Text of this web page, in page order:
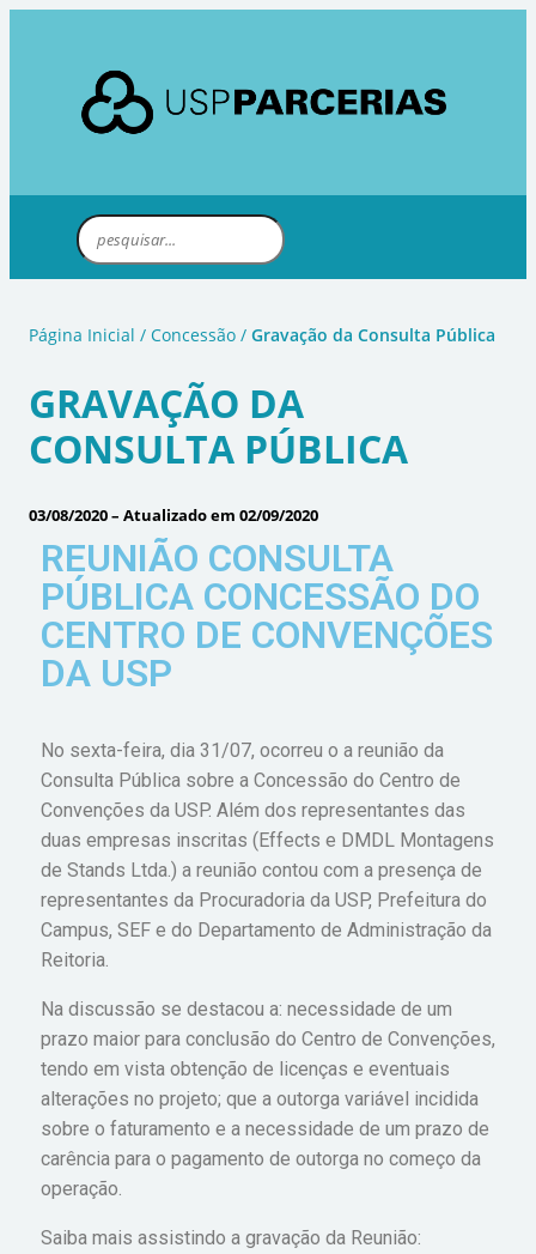
Página Inicial / Concessão / Gravação da Consulta Pública
GRAVAÇÃO DA
CONSULTA PÚBLICA
03/08/2020 – Atualizado em 02/09/2020
REUNIÃO CONSULTA
PÚBLICA CONCESSÃO DO
CENTRO DE CONVENÇÕES
DA USP
No sexta-feira, dia 31/07, ocorreu o a reunião da
Consulta Pública sobre a Concessão do Centro de
Convenções da USP. Além dos representantes das
duas empresas inscritas (Effects e DMDL Montagens
de Stands Ltda.) a reunião contou com a presença de
representantes da Procuradoria da USP, Prefeitura do
Campus, SEF e do Departamento de Administração da
Reitoria.
Na discussão se destacou a: necessidade de um
prazo maior para conclusão do Centro de Convenções,
tendo em vista obtenção de licenças e eventuais
alterações no projeto; que a outorga variável incidida
sobre o faturamento e a necessidade de um prazo de
carência para o pagamento de outorga no começo da
operação.
Saiba mais assistindo a gravação da Reunião: